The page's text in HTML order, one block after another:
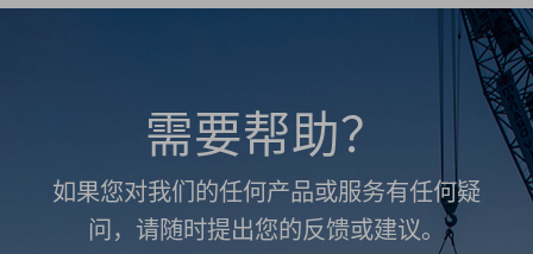
需要帮助？
如果您对我们的任何产品或服务有任何疑
问，请随时提出您的反馈或建议。